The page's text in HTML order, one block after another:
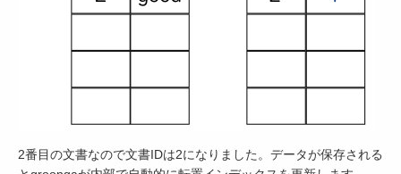
2番目の文書なので文書IDは2になりました。データが保存される